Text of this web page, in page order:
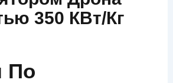
350 КВт/кг
По